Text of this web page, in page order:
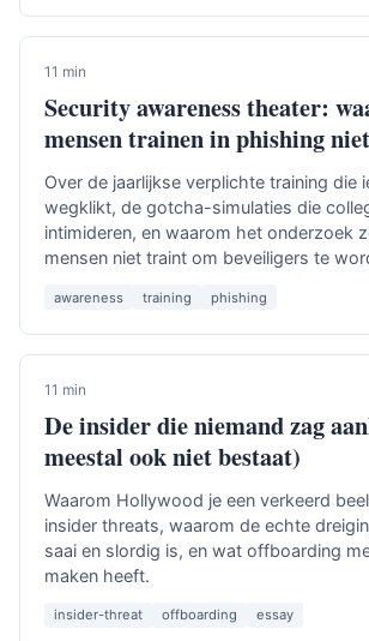
11 min
Security awareness theater:
mensen trainen in phishing
Over de jaarlijkse verplichte training die
wegklikt, de gotcha-simulaties die
intimideren, en waarom het onderzoek
mensen niet traint om beveiligers te
awareness training phishing
11 min
De insider die niemand zag
meestal ook niet bestaat)
Waarom Hollywood je een verkeerd
insider threats, waarom de echte
saai en slordig is, en wat offboarding
maken heeft.
insider-threat offboarding essay